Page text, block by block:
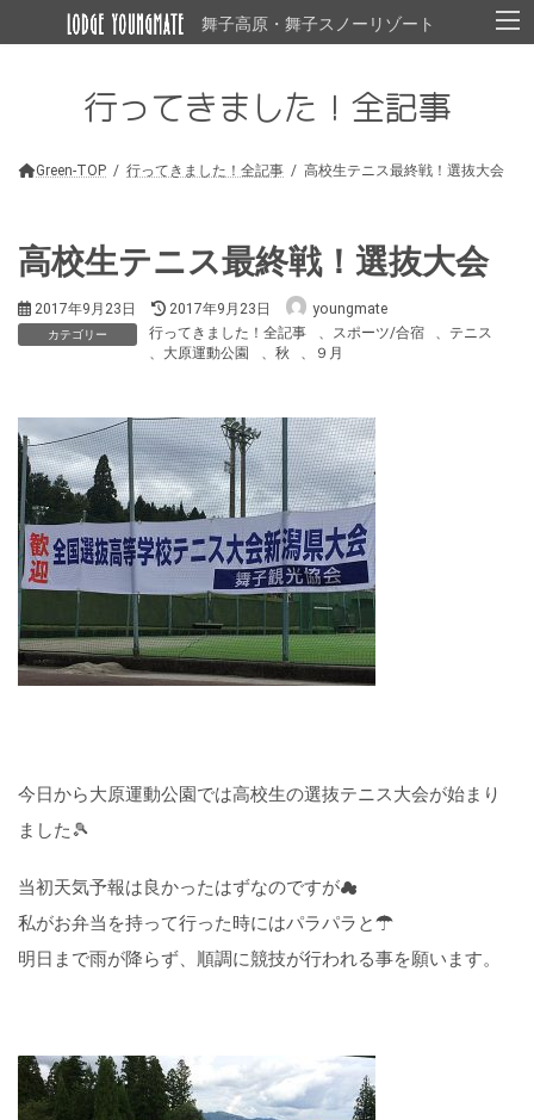
舞子高原・舞子スノーリゾート
行ってきました！全記事
Green-TOP 行ってきました！全記事 高校生テニス最終戦！選抜大会
高校生テニス最終戦！選抜大会
2017年9月23日
最
更
新
:
2017年9月23日 youngmate
カテゴリー 行ってきました！全記事 、 スポーツ/合宿 、 テニス
、 大原運動公園 、 秋 、 ９月
今日から大原運動公園では高校生の選抜テニス大会が始まり
ました🎾
当初天気予報は良かったはずなのですが☁
私がお弁当を持って行った時にはパラパラと☂
明日まで雨が降らず、順調に競技が行われる事を願います。